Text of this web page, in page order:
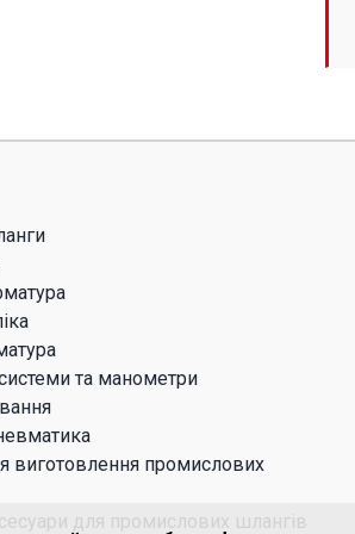
та манометри
виготовлення промислових
для промислових шлангів